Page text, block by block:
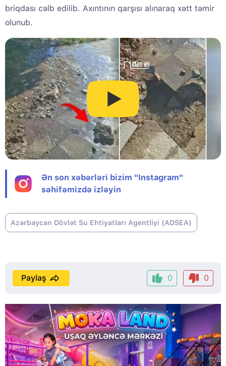
briqdası cəlb edilib. Axıntının qarşısı alınaraq xətt təmir
olunub.
Ən son xəbərləri bizim "Instagram"
səhifəmizdə izləyin
Azərbaycan Dövlət Su Ehtiyatları Agentliyi (ADSEA)
0 0
Paylaş